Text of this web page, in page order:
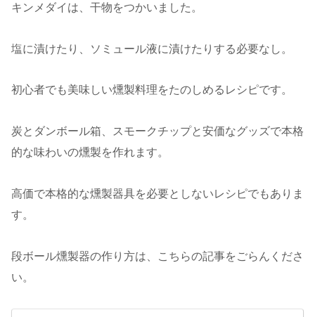
キンメダイは、干物をつかいました。
塩に漬けたり、ソミュール液に漬けたりする必要なし。
初心者でも美味しい燻製料理をたのしめるレシピです。
炭とダンボール箱、スモークチップと安価なグッズで本格
的な味わいの燻製を作れます。
高価で本格的な燻製器具を必要としないレシピでもありま
す。
段ボール燻製器の作り方は、こちらの記事をごらんくださ
い。